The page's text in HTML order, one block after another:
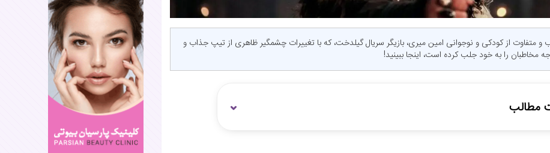
متفاوت از کودکی و نوجوانی امین میری، بازیگر سریال گیلدخت، که با تغییرات چشمگیر ظاهری از تیپ جذاب و
مخاطبان را به خود جلب کرده است، اینجا ببینید!
مطالب